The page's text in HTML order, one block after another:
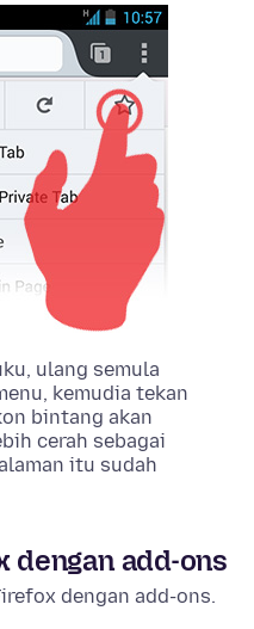
ulang semula
kemudia tekan
bintang akan
cerah sebagai
itu sudah
dengan add-ons
dengan add-ons.